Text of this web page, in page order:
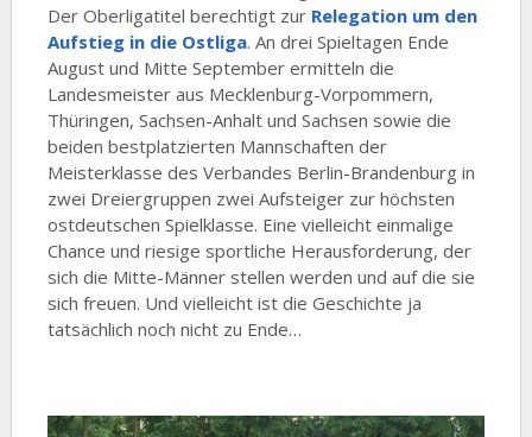
Der Oberligatitel berechtigt zur Relegation um den
Aufstieg in die Ostliga. An drei Spieltagen Ende
August und Mitte September ermitteln die
Landesmeister aus Mecklenburg-Vorpommern,
Thüringen, Sachsen-Anhalt und Sachsen sowie die
beiden bestplatzierten Mannschaften der
Meisterklasse des Verbandes Berlin-Brandenburg in
zwei Dreiergruppen zwei Aufsteiger zur höchsten
ostdeutschen Spielklasse. Eine vielleicht einmalige
Chance und riesige sportliche Herausforderung, der
sich die Mitte-Männer stellen werden und auf die sie
sich freuen. Und vielleicht ist die Geschichte ja
tatsächlich noch nicht zu Ende…